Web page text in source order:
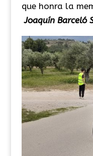
que honra la
Joaquín Barceló